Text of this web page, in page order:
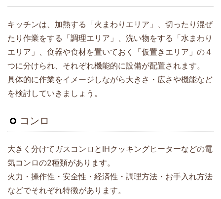
キッチンは、加熱する「火まわりエリア」、切ったり混ぜ
たり作業をする「調理エリア」、洗い物をする「水まわり
エリア」、食器や食材を置いておく「仮置きエリア」の４
つに分けられ、それぞれ機能的に設備が配置されます。
具体的に作業をイメージしながら大きさ・広さや機能など
を検討していきましょう。
コンロ
大きく分けてガスコンロとIHクッキングヒーターなどの電
気コンロの2種類があります。
火力・操作性・安全性・経済性・調理方法・お手入れ方法
などでそれぞれ特徴があります。